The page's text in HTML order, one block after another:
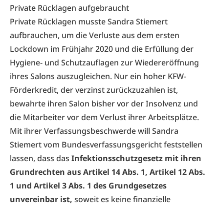
Private Rücklagen aufgebraucht
Private Rücklagen musste Sandra Stiemert
aufbrauchen, um die Verluste aus dem ersten
Lockdown im Frühjahr 2020 und die Erfüllung der
Hygiene- und Schutzauflagen zur Wiedereröffnung
ihres Salons auszugleichen. Nur ein hoher KFW-
Förderkredit, der verzinst zurückzuzahlen ist,
bewahrte ihren Salon bisher vor der Insolvenz und
die Mitarbeiter vor dem Verlust ihrer Arbeitsplätze.
Mit ihrer Verfassungsbeschwerde will Sandra
Stiemert vom Bundesverfassungsgericht feststellen
lassen, dass das Infektionsschutzgesetz mit ihren
Grundrechten aus Artikel 14 Abs. 1, Artikel 12 Abs.
1 und Artikel 3 Abs. 1 des Grundgesetzes
unvereinbar ist, soweit es keine finanzielle